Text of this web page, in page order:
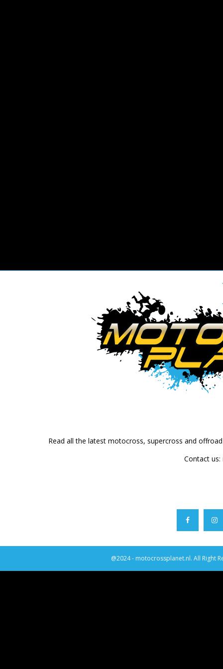
Read all the latest motocross, supercross and
Contact us:
@2024 - motocrossplanet.nl. All Right